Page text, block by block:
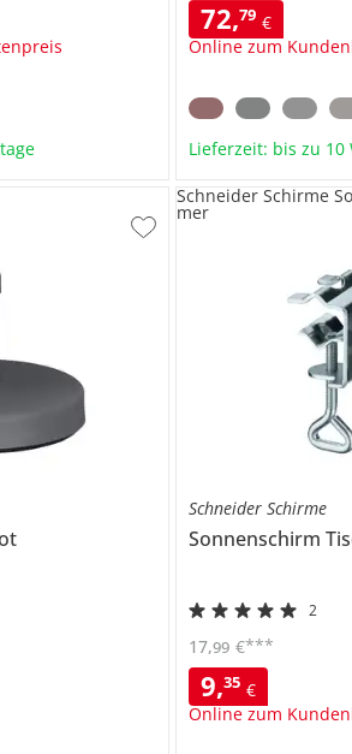
72,79 €
Online zum
Lieferzeit: bis zu 10
Schneider Schirme
Sonnenschirm
2
9,35 €
Online zum
17,99 €***
Schneider Schirme
mer